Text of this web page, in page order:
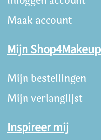
Maak account
Mijn Shop4Makeup
Mijn bestellingen
Mijn verlanglijst
Inspireer mij